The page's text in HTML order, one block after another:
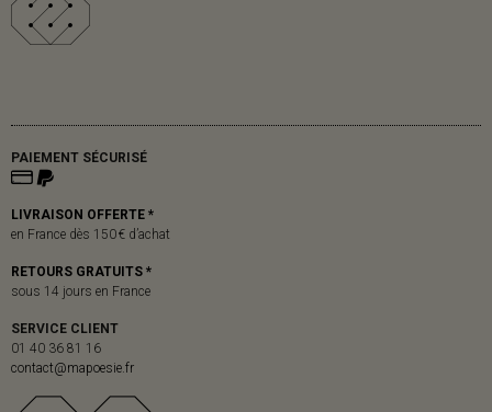
PAIEMENT SÉCURISÉ
LIVRAISON OFFERTE *
en France dès 150 € d’achat
RETOURS GRATUITS *
sous 14 jours en France
SERVICE CLIENT
01 40 36 81 16
contact@mapoesie.fr